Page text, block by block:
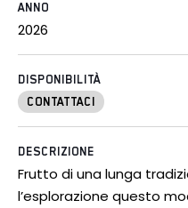
ANNO
2026
DISPONIBILITÀ
CONTATTACI
DESCRIZIONE
Frutto di una lunga
l’esplorazione questo